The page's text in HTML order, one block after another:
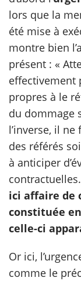
lors que la
été mise à
montre bien
présent : «
effectivement
propres à le
du dommage
l’inverse, il
des référés
à anticiper
contractuelles.
ici affaire de
constituée
celle-ci
Or ici,
comme le